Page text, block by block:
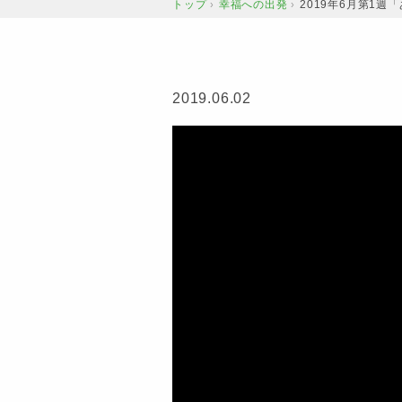
トップ › 幸福への出発 › 2019年6月第1週「
2019.06.02